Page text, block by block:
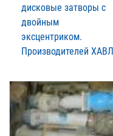
дисковые затворы с
двойным
эксцентриком.
Производителей XАВЛ